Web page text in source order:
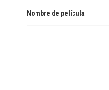
Nombre de película